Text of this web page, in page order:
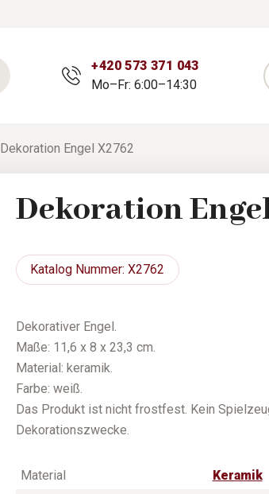
+420 573 371 043
Mo–Fr: 6:00–14:30
Dekoration Engel X2762
Dekoration
Katalog Nummer: X2762
Dekorativer Engel.
Maße: 11,6 x 8 x 23,3 cm.
Material: keramik.
Farbe: weiß.
Das Produkt ist nicht frostfest. Kein
Dekorationszwecke.
Material
Keramik